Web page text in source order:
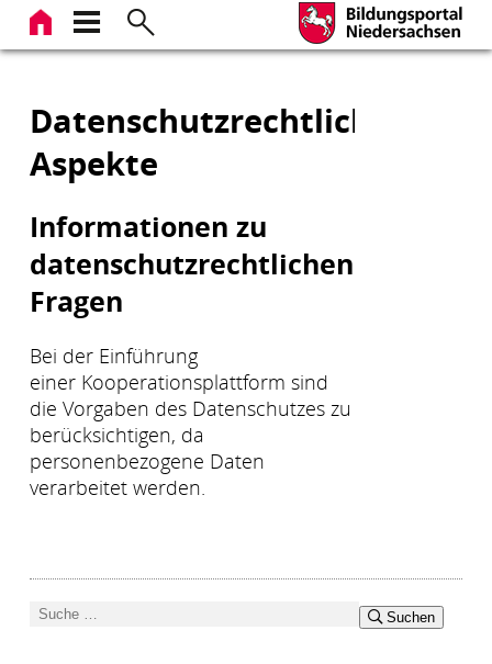
Zum
Inhalt
Datenschutzrechtliche
Aspekte
Informationen zu
datenschutzrechtlichen
Fragen
Bei der Einführung
einer Kooperationsplattform sind
die Vorgaben des Datenschutzes zu
berücksichtigen, da
personenbezogene Daten
verarbeitet werden.
Suchen
Suchen